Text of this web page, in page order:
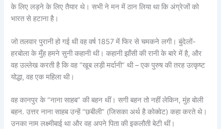
के लिए लड़ने के लिए तैयार थे। सभी ने मन में ठान लिया था कि अंग्रेजों को
भारत से हटाना है।
जो तलवार पुरानी हो गई थी वह वर्ष 1857 में फिर से चमकने लगी। बुंदेलों-
हरबोला के मुँह हमने सुनी कहानी थी। कहानी झाँसी की रानी के बारे में है, और
वह उल्लेख करती है कि वह “खूब लड़ी मर्दानी” थी – एक पुरुष की तरह उत्कृष्ट
योद्धा, वह एक महिला थी।
वह कानपुर के “नाना साहब” की बहन थीं। सगी बहन तो नहीं लेकिन, मुंह बोली
बहन. उत्तर नाना साहब उन्हें “छबीली” (जिसका अर्थ है कोक्वेट) कहा करते थे।
उनका नाम लक्ष्मीबाई था और वह अपने पिता की इकलौती बेटी थीं।